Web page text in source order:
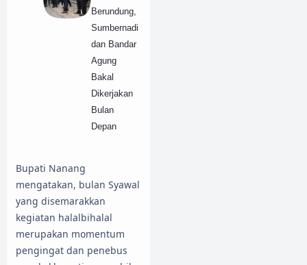
Berundung,
Sumbernadi
dan Bandar
Agung
Bakal
Dikerjakan
Bulan
Depan
Bupati Nanang
mengatakan, bulan Syawal
yang disemarakkan
kegiatan halalbihalal
merupakan momentum
pengingat dan penebus